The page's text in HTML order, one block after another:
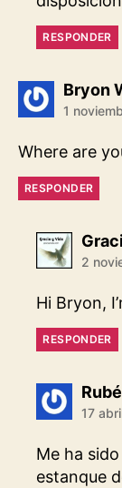
RESPONDER
Bryon
1
Where are
RESPONDER
2
Hi Bryon,
RESPONDER
17
Me ha
estanque